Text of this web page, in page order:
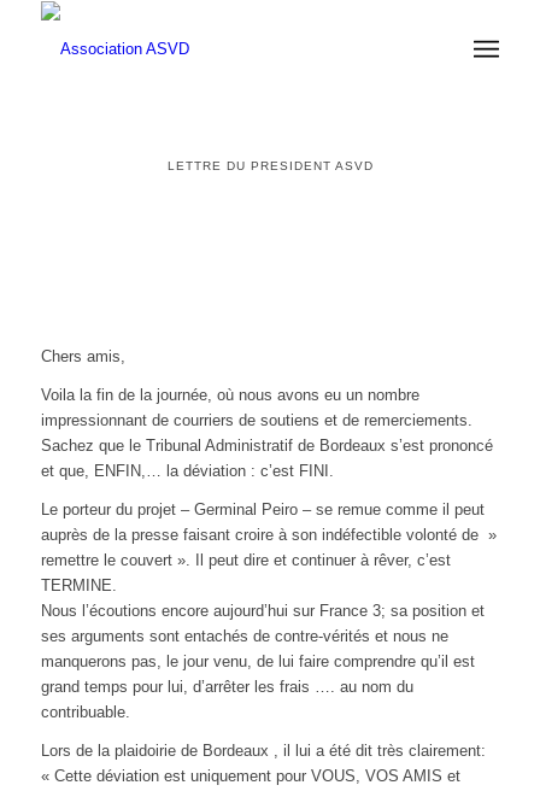
LETTRE DU PRESIDENT ASVD
Chers amis,
Voila la fin de la journée, où nous avons eu un nombre
impressionnant de courriers de soutiens et de remerciements.
Sachez que le Tribunal Administratif de Bordeaux s’est prononcé
et que, ENFIN,… la déviation : c’est FINI.
Le porteur du projet – Germinal Peiro – se remue comme il peut
auprès de la presse faisant croire à son indéfectible volonté de »
remettre le couvert ». Il peut dire et continuer à rêver, c’est
TERMINE.
Nous l’écoutions encore aujourd’hui sur France 3; sa position et
ses arguments sont entachés de contre-vérités et nous ne
manquerons pas, le jour venu, de lui faire comprendre qu’il est
grand temps pour lui, d’arrêter les frais …. au nom du
contribuable.
Lors de la plaidoirie de Bordeaux , il lui a été dit très clairement:
« Cette déviation est uniquement pour VOUS, VOS AMIS et